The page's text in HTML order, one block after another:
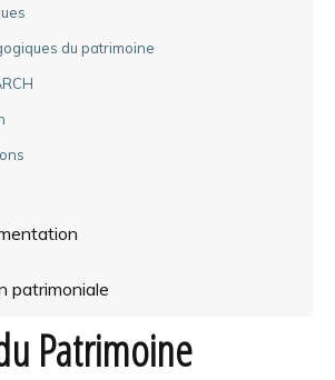
du patrimoine
patrimoniale
Patrimoine